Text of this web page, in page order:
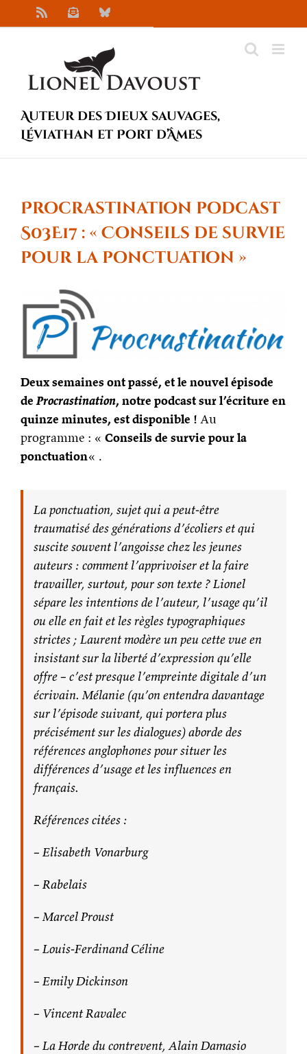
au
NewsletterBluesky
Auteur des Dieux sauvages,
Léviathan et Port d’Âmes
Procrastination podcast
S03E17 : « Conseils de survie
pour la ponctuation »
Deux semaines ont passé, et le nouvel épisode
deProcrastination, notre podcast sur l’écriture en
quinze minutes, est disponible ! Au
programme : « Conseils de survie pour la
ponctuation« .
La ponctuation, sujet qui a peut-être
traumatisé des générations d’écoliers et qui
suscite souvent l’angoisse chez les jeunes
auteurs : comment l’apprivoiser et la faire
travailler, surtout, pour son texte ? Lionel
sépare les intentions de l’auteur, l’usage qu’il
ou elle en fait et les règles typographiques
strictes ; Laurent modère un peu cette vue en
insistant sur la liberté d’expression qu’elle
offre – c’est presque l’empreinte digitale d’un
écrivain. Mélanie (qu’on entendra davantage
sur l’épisode suivant, qui portera plus
précisément sur les dialogues) aborde des
références anglophones pour situer les
différences d’usage et les influences en
français.
Références citées :
– Elisabeth Vonarburg
– Rabelais
– Marcel Proust
– Louis-Ferdinand Céline
– Emily Dickinson
– Vincent Ravalec
– La Horde du contrevent, Alain Damasio